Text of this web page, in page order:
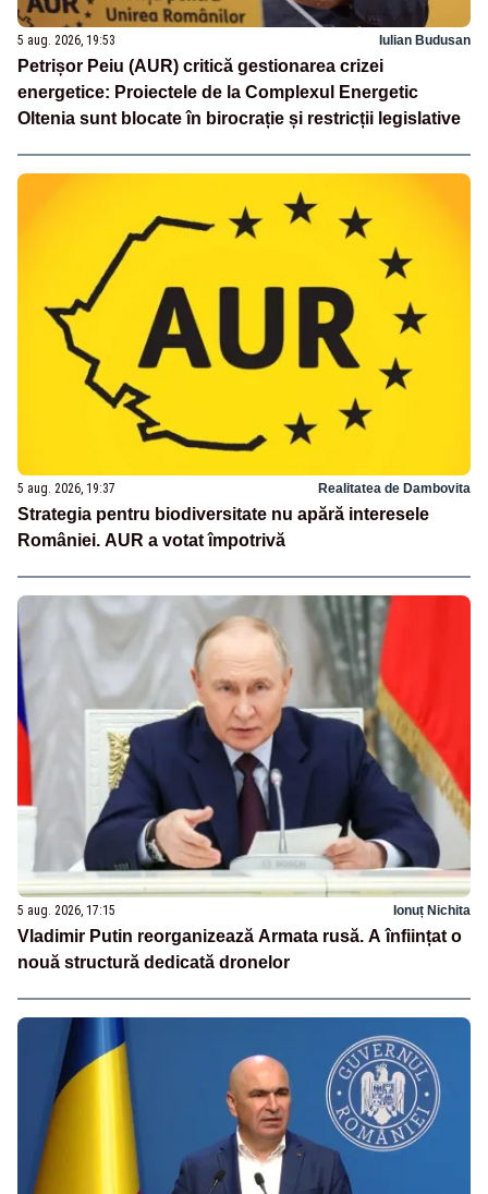
5 aug. 2026, 19:53 Iulian Budusan
Petrișor Peiu (AUR) critică gestionarea crizei
energetice: Proiectele de la Complexul Energetic
Oltenia sunt blocate în birocrație și restricții legislative
5 aug. 2026, 19:37 Realitatea de Dambovita
Strategia pentru biodiversitate nu apără interesele
României. AUR a votat împotrivă
5 aug. 2026, 17:15 Ionuț Nichita
Vladimir Putin reorganizează Armata rusă. A înființat o
nouă structură dedicată dronelor